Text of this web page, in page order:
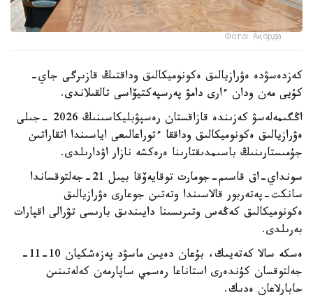
Фото: Ақорда
كەزدەسۋدە ەۋرازيالىق ەكونوميكالىق وداقتىڭ قازىرگى جاي-
كۇيى مەن ودان ءارى دامۋ پەرسپەكتيۆاسى تالقىلاندى.
اڭگىمەلەسۋ كەزىندە قازاقستان رەسپۋبليكاسىنىڭ 2026 -جىلى
ەۋرازيالىق ەكونوميكالىق وداققا ءتوراعالىعى اياسىندا اتقاراتىن
جۇمىستارىنىڭ باسىمدىقتارىنا ەرەكشە نازار اۋدارىلدى.
سونداي-اق قاسىم-جومارت توقايەۆقا بيىل 21-جەلتوقساندا
سانكت-پەتەربور قالاسىندا وتەتىن جوعارى ەۋرازيالىق
ەكونوميكالىق كەڭەس وتىرىسىنا دايىندىق بارىسى تۋرالى اقپارات
بەرىلدى.
ەسكە سالا كەتەيىك، بۇعان دەيىن ماسۋد پەزەشكيان 10-11-
جەلتوقسان كۇندەرى استاناعا رەسمي ساپارمەن كەلەتىنىن
حابارلاعان ەدىك.